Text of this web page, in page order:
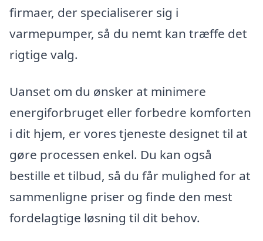
firmaer, der specialiserer sig i
varmepumper, så du nemt kan træffe det
rigtige valg.
Uanset om du ønsker at minimere
energiforbruget eller forbedre komforten
i dit hjem, er vores tjeneste designet til at
gøre processen enkel. Du kan også
bestille et tilbud, så du får mulighed for at
sammenligne priser og finde den mest
fordelagtige løsning til dit behov.